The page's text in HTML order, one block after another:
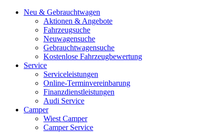
Neu & Gebrauchtwagen
Aktionen & Angebote
Fahrzeugsuche
Neuwagensuche
Gebrauchtwagensuche
Kostenlose Fahrzeugbewertung
Service
Serviceleistungen
Online-Terminvereinbarung
Finanzdienstleistungen
Audi Service
Camper
Wiest Camper
Camper Service